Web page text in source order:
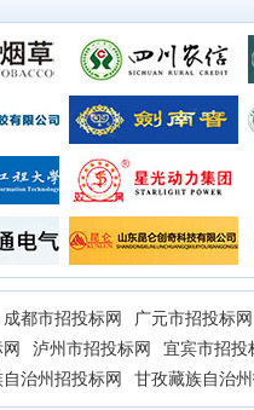
公司
成都市招投标网 广元市招投标网
泸州市招投标网 宜宾市招投
治州招投标网
甘孜藏族自治